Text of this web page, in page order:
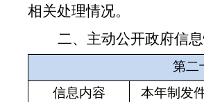
相关处理情况。
二、主动公开政府信
第二
信息内容
本年制发